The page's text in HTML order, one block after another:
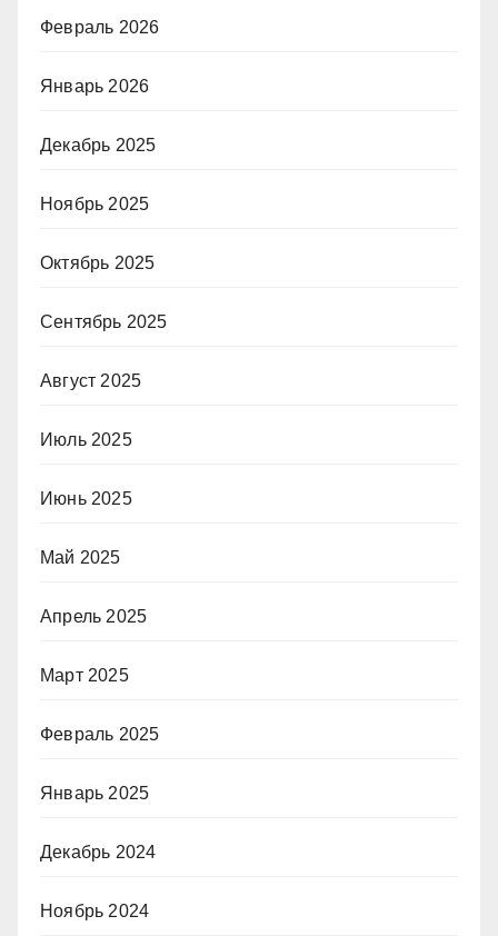
Февраль 2026
Январь 2026
Декабрь 2025
Ноябрь 2025
Октябрь 2025
Сентябрь 2025
Август 2025
Июль 2025
Июнь 2025
Май 2025
Апрель 2025
Март 2025
Февраль 2025
Январь 2025
Декабрь 2024
Ноябрь 2024